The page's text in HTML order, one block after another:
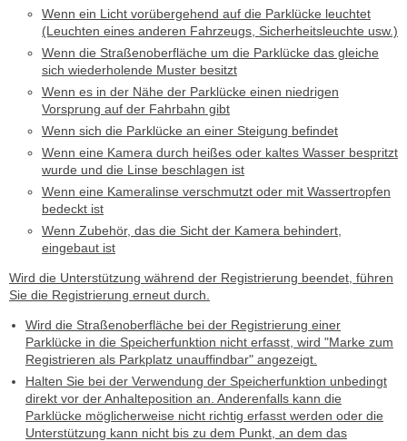
Wenn ein Licht vorübergehend auf die Parklücke leuchtet
(Leuchten eines anderen Fahrzeugs, Sicherheitsleuchte usw.)
Wenn die Straßenoberfläche um die Parklücke das gleiche
sich wiederholende Muster besitzt
Wenn es in der Nähe der Parklücke einen niedrigen
Vorsprung auf der Fahrbahn gibt
Wenn sich die Parklücke an einer Steigung befindet
Wenn eine Kamera durch heißes oder kaltes Wasser bespritzt
wurde und die Linse beschlagen ist
Wenn eine Kameralinse verschmutzt oder mit Wassertropfen
bedeckt ist
Wenn Zubehör, das die Sicht der Kamera behindert,
eingebaut ist
Wird die Unterstützung während der Registrierung beendet, führen
Sie die Registrierung erneut durch.
Wird die Straßenoberfläche bei der Registrierung einer
Parklücke in die Speicherfunktion nicht erfasst, wird "Marke zum
Registrieren als Parkplatz unauffindbar" angezeigt.
Halten Sie bei der Verwendung der Speicherfunktion unbedingt
direkt vor der Anhalteposition an. Anderenfalls kann die
Parklücke möglicherweise nicht richtig erfasst werden oder die
Unterstützung kann nicht bis zu dem Punkt, an dem das